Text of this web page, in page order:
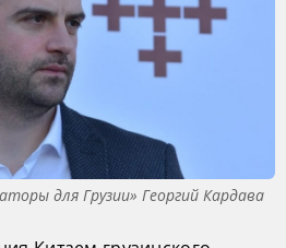
для Грузии» Георгий Кардава